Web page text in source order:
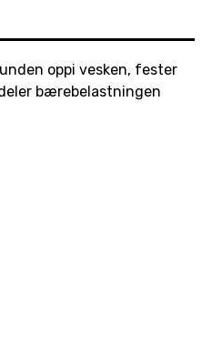
oppi vesken, fester
bærebelastningen